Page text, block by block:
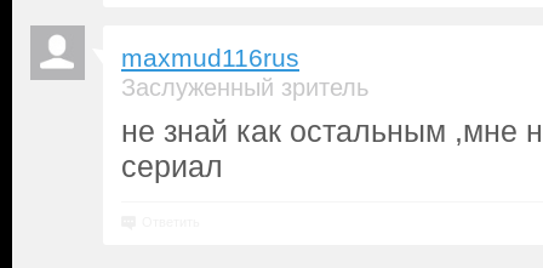
maxmud116rus
Заслуженный зритель
не знай как остальным ,мне
сериал